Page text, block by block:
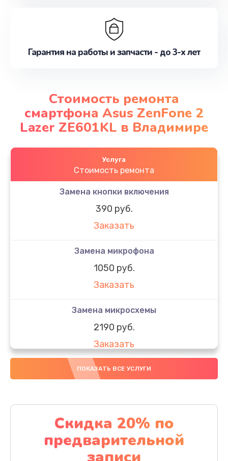
Гарантия на работы и запчасти - до 3-х лет
Стоимость ремонта
смартфона Asus ZenFone 2
Lazer ZE601KL в Владимире
Услуга
Стоимость ремонта
Замена кнопки включения
390 руб.
Заказать
Замена микрофона
1050 руб.
Заказать
Замена микросхемы
2190 руб.
Заказать
Замена передней камеры
Заказать
Замена полифонического динамика
390 руб.
ПОКАЗАТЬ ВСЕ УСЛУГИ
Скидка 20% по
предварительной